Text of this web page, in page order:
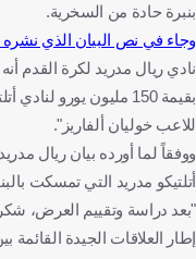
بنبرة حادة من السخرية.
وجاء في نص البيان الذي نشره
نادي ريال مدريد لكرة القدم
بقيمة 150 مليون يورو
للاعب خوليان ألفاريز".
ووفقاً لما أورده بيان ريال
أتلتيكو مدريد التي تمسكت
"بعد دراسة وتقييم العرض،
إطار العلاقات الجيدة